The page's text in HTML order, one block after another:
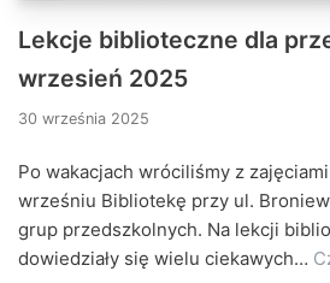
Lekcje biblioteczne dla
wrzesień 2025
30 września 2025
Po wakacjach wróciliśmy z
wrześniu Bibliotekę przy ul.
grup przedszkolnych. Na lekcji
dowiedziały się wielu ciekawych…